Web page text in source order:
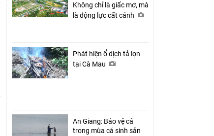
Không chỉ là giấc mơ, mà
là động lực cất cánh
Phát hiện ổ dịch tả lợn
tại Cà Mau
An Giang: Bảo vệ cá
trong mùa cá sinh sản